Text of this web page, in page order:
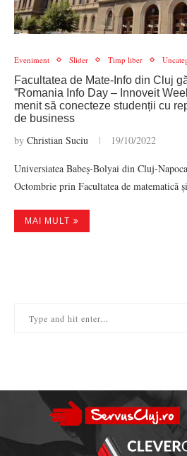
Eveniment Slider Timp liber
Facultatea de Mate-Info din Cluj
”Romania Info Day – Innoveit
menit să conecteze studenții cu
de business
by Christian Suciu 19/10/2022
Universiatea Babeș-Bolyai din Cluj-
Octombrie prin Facultatea de matematică
MAI MULT